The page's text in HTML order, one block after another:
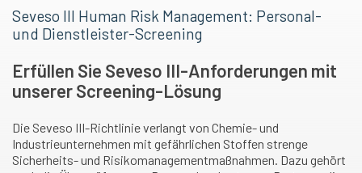
Seveso III Human Risk Management: Personal-
und Dienstleister-Screening
Erfüllen Sie Seveso III-Anforderungen mit
unserer Screening-Lösung
Die Seveso III-Richtlinie verlangt von Chemie- und
Industrieunternehmen mit gefährlichen Stoffen strenge
Sicherheits- und Risikomanagementmaßnahmen. Dazu gehört